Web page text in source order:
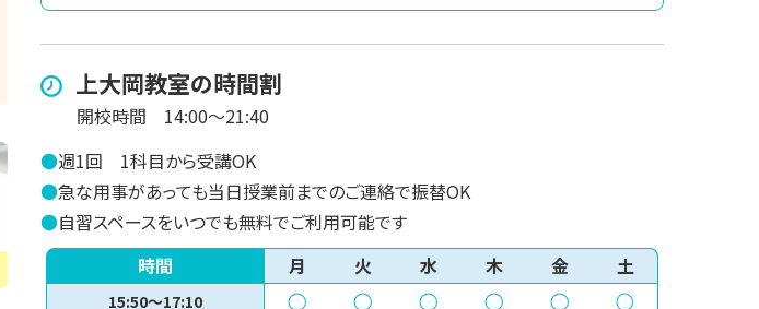
上大岡教室の時間割
開校時間
14:00～21:40
●週1回
1科目から受講OK
●急な用事があっても当日授業前までのご連絡で振替OK
●自習スペースをいつでも無料でご利用可能です
時間
月 火 水 木 金 土
15:50～17:10